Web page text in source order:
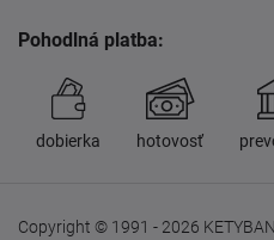
Pohodlná platba:
dobierka hotovosť
Copyright © 1991 - 2026